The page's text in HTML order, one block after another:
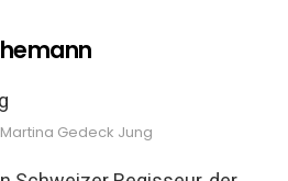
Martina Gedeck Jung